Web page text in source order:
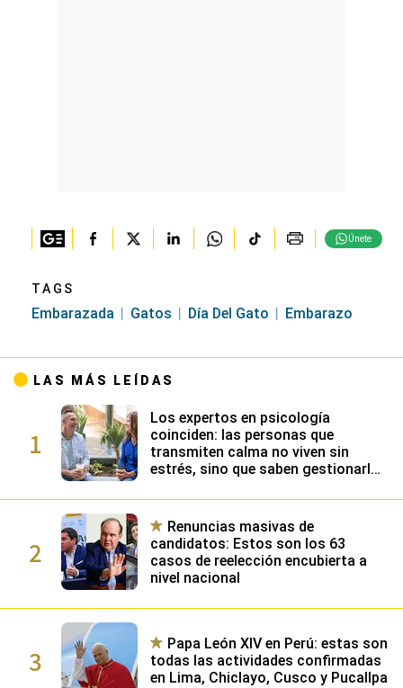
Únete
TAGS
Embarazada Gatos Día Del Gato Embarazo
LAS MÁS LEÍDAS
1
Los expertos en psicología
coinciden: las personas que
transmiten calma no viven sin
estrés, sino que saben gestionarlo
emocional
2
Renuncias masivas de
candidatos: Estos son los 63
casos de reelección encubierta a
nivel nacional
3
Papa León XIV en Perú: estas son
todas las actividades confirmadas
en Lima, Chiclayo, Cusco y Pucallpa